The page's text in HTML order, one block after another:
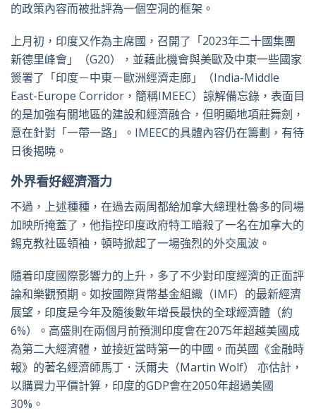
的政策內容而被批評為一個空洞的框架。
上月初，印度又作為主席國，召開了「2023年二十國集團
新德里峰會」（G20），並藉此機會與美歐及中東一些國家
簽署了「印度－中東－歐洲經濟走廊」（India-Middle
East-Europe Corridor，簡稱IMEEC）諒解備忘錄，表面目
的是加強有關地區的建設和經濟融合，但明顯地項莊舞劍，
意在針對「一帶一路」。IMEEC的具體內容仍在籌劃，有待
日後揭曉。
外界看好經濟潛力
不過，上述種種，在過去兩周都給加拿大總理杜魯多的同場
加映所掩蓋了，他指控印度政府特工暗殺了一名在加拿大的
錫克教社區領袖，頓時掀起了一場強烈的外交風波。
隨着印度國際影響力的上升，多了不少對印度經濟的正面評
論和樂觀預期。如按國際貨幣基金組織（IMF）的最新經濟
展望，印度是今年及隨後數年增長最快的全球經濟體（約
6%）。高盛則在兩個月前預測印度會在2075年超越美國成
為第二大經濟體，並接近當時第一的中國。而英國《金融時
報》的著名經濟師馬丁．沃爾夫（Martin Wolf） 亦估計，
以購買力平價計算，印度的GDP會在2050年超過美國
30%。